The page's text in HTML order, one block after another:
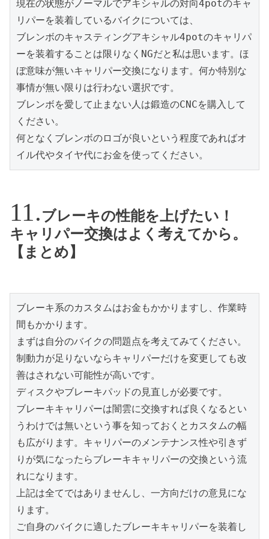
現在の状態がノーマルでアキシャルの対向4potのキャ
リパーを装着しているバイクについては、
ブレンボのキャスティングアキシャル4potのキャリパ
ーを装着することは限りなくNGだと私は思います。ほ
ぼ意味が無いキャリパー交換になります。何か特別な
事情が無い限りは行わない選択です。
ブレンボを愛して止まない人は鍛造のCNCを購入して
ください。
何となくブレンボのロゴが良いという程度であればオ
イル代やタイヤ代にお金を使ってください。
ブレーキの性能を上げたい！
キャリパー交換はよく考えてから。
【まとめ】
ブレーキ系のカスタムはお金もかかりますし、作業時
間もかかります。
まずは自分のバイクの問題点を考えてみてください。
制動力が足りないならキャリパーだけを変更しても改
善はされない可能性が高いです。
ディスクやブレーキパッドの見直しが必要です。
ブレーキキャリパーは闇雲に交換すれば良くなるとい
うわけでは無いという事を知っておくとカスタムの幅
も広がります。キャリパーのメンテナンス性や引きず
りが気になったらブレーキキャリパーの交換という流
れになります。
上記は全てではありませんし、一方向だけの意見にな
ります。
ご自身のバイクに適したブレーキキャリパーを装着し